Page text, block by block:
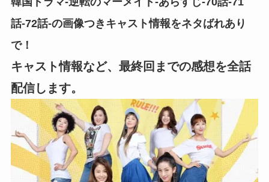
話-72話-の画像つきキャスト情報をネタばれあり
で！
キャスト情報など、最終回までの感想を全話
配信します。